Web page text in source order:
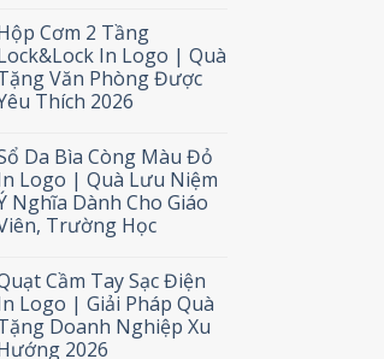
Cơm 2 Tầng
In Logo | Quà
Văn Phòng Được
Thích 2026
Da Bìa Còng Màu Đỏ
Logo | Quà Lưu Niệm
Nghĩa Dành Cho Giáo
Trường Học
Cầm Tay Sạc Điện
Logo | Giải Pháp Quà
Doanh Nghiệp Xu
2026